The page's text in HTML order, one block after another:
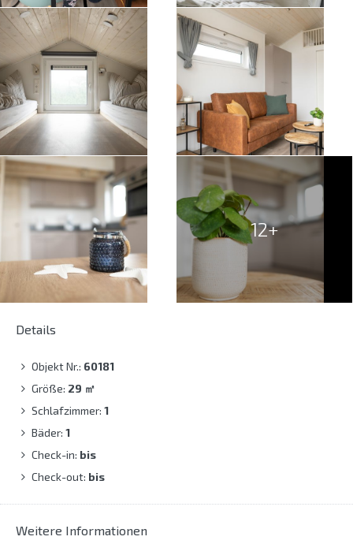
12+
Details
Objekt Nr.: 60181
Größe: 29 ㎡
Schlafzimmer: 1
Bäder: 1
Check-in: bis
Check-out: bis
Weitere Informationen